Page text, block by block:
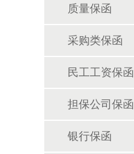
质量保函
采购类保函
民工工资保函
担保公司保函
银行保函